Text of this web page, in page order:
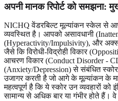
अपनी मानक रिपोर्ट को समझना:
NICHQ वेंडरबिल्ट मूल्यांकन स्केल से
व्यवस्थित है। आपको असावधानी
(Hyperactivity/Impulsivity), और
जैसे कि विरोधी-विद्रोही विकार
आचरण विकार (Conduct Disorder -
(Anxiety/Depression) से संबंधित स्कोर
उजागर करती है जो आगे के मूल्यांकन के
महत्वपूर्ण है कि ये स्कोर उन व्यवहारों
सामान्य से अधिक बार या गंभीर होते